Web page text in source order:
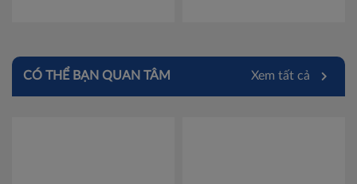
CÓ THỂ BẠN QUAN TÂM Xem tất cả